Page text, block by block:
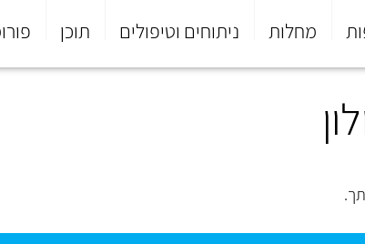
מחלות ניתוחים וטיפולים תוכן